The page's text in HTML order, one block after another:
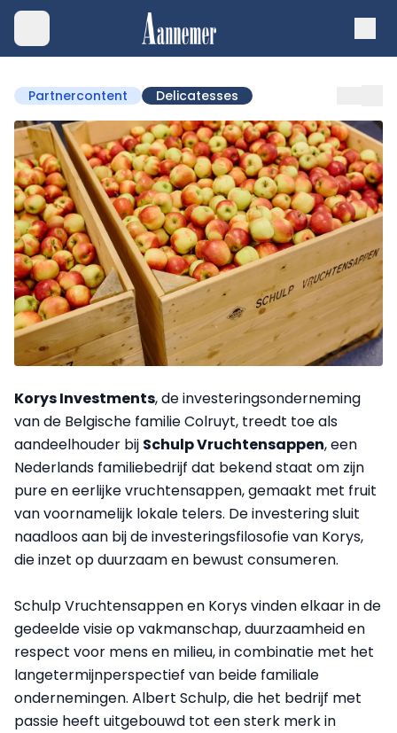
Partnercontent Delicatesses
Korys Investments, de investeringsonderneming
van de Belgische familie Colruyt, treedt toe als
aandeelhouder bij Schulp Vruchtensappen, een
Nederlands familiebedrijf dat bekend staat om zijn
pure en eerlijke vruchtensappen, gemaakt met fruit
van voornamelijk lokale telers. De investering sluit
naadloos aan bij de investeringsfilosofie van Korys,
die inzet op duurzaam en bewust consumeren.
Schulp Vruchtensappen en Korys vinden elkaar in de
gedeelde visie op vakmanschap, duurzaamheid en
respect voor mens en milieu, in combinatie met het
langetermijnperspectief van beide familiale
ondernemingen. Albert Schulp, die het bedrijf met
passie heeft uitgebouwd tot een sterk merk in